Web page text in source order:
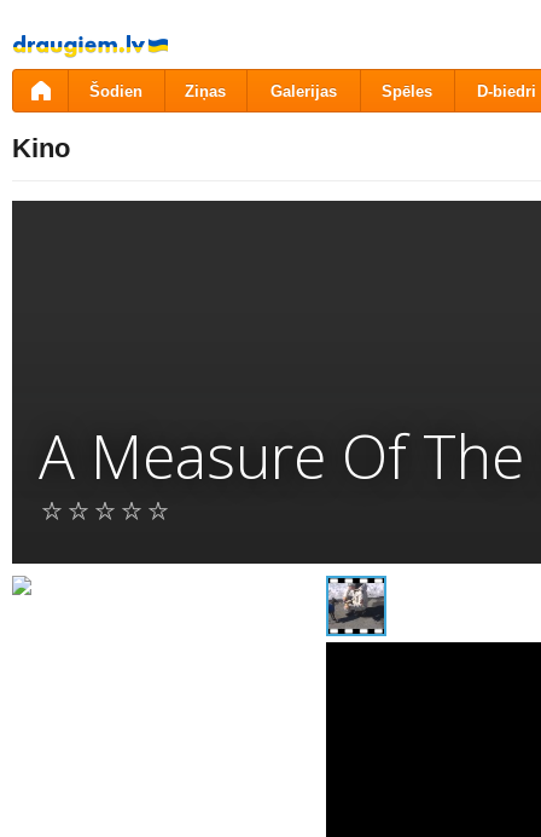
Pāriet
uz
saturu
Šodien Ziņas Galerijas Spēles D-biedri
Kino
A Measure Of The